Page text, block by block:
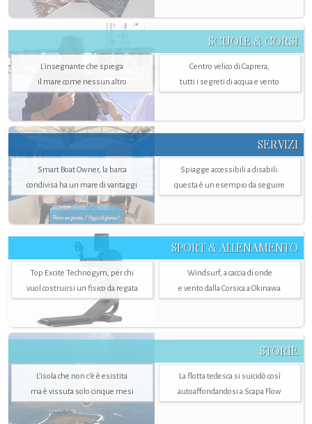
SCUOLE & CORSI
L'insegnante che spiega
il mare come nessun altro
Centro velico di Caprera,
tutti i segreti di acqua e vento
SERVIZI
Smart Boat Owner, la barca
condivisa ha un mare di vantaggi
Spiagge accessibili a disabili:
questa è un esempio da seguire
SPORT & ALLENAMENTO
Top Excite Technogym, per chi
vuol costruirsi un fisico da regata
Windsurf, a caccia di onde
e vento dalla Corsica a Okinawa
STORIE
L’isola che non c'è è esistita
ma è vissuta solo cinque mesi
La flotta tedesca si suicidò così
autoaffondandosi a Scapa Flow